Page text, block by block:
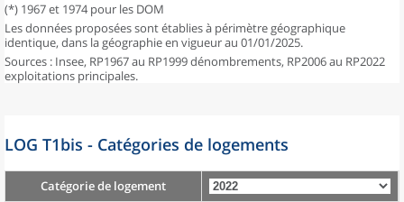
(*) 1967 et 1974 pour les DOM
Les données proposées sont établies à périmètre géographique
identique, dans la géographie en vigueur au 01/01/2025.
Sources : Insee, RP1967 au RP1999 dénombrements, RP2006 au RP2022
exploitations principales.
LOG T1bis - Catégories de logements
Catégorie de logement